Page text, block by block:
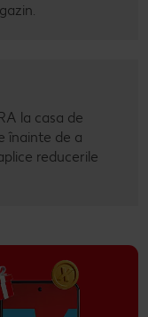
la casa de
înainte de a
reducerile